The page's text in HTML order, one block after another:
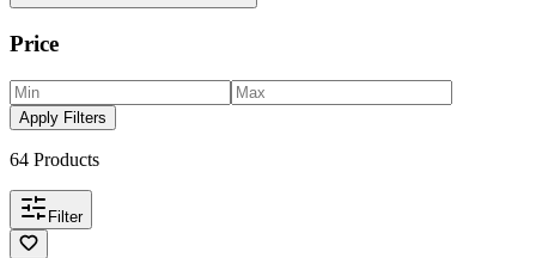
Price
Apply Filters
64 Products
Filter